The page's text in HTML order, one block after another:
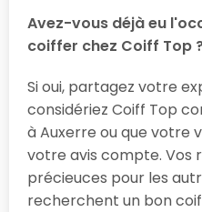
Avez-vous déjà eu
coiffer chez Coiff Top
Si oui, partagez votre
considériez Coiff Top
à Auxerre ou que votre
votre avis compte. Vos
précieuces pour les
recherchent un bon